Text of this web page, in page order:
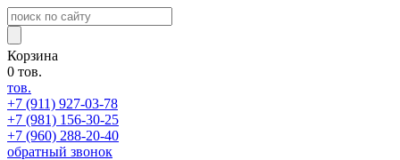
Корзина
0 тов.
тов.
+7 (911) 927-03-78
+7 (981) 156-30-25
+7 (960) 288-20-40
обратный звонок